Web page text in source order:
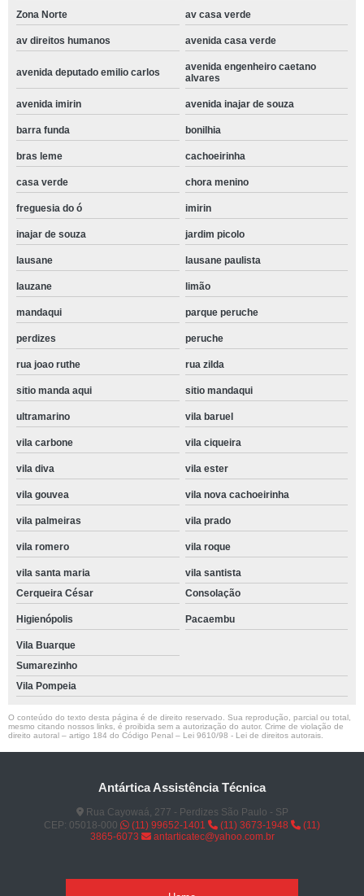
Zona Norte av casa verde
av direitos humanos avenida casa verde
avenida deputado emilio carlos
avenida engenheiro caetano
alvares
avenida imirin avenida inajar de souza
barra funda bonilhia
bras leme cachoeirinha
casa verde chora menino
freguesia do ó imirin
inajar de souza jardim picolo
lausane lausane paulista
lauzane limão
mandaqui parque peruche
perdizes peruche
rua joao ruthe rua zilda
sitio manda aqui sitio mandaqui
ultramarino vila baruel
vila carbone vila ciqueira
vila diva vila ester
vila gouvea vila nova cachoeirinha
vila palmeiras vila prado
vila romero vila roque
vila santa maria
vila santista
Cerqueira César
Consolação
Higienópolis Pacaembu
Vila Buarque
Sumarezinho
Vila Pompeia
O conteúdo do texto desta página é de direito reservado. Sua reprodução, parcial ou total,
mesmo citando nossos links, é proibida sem a autorização do autor. Crime de violação de
direito autoral – artigo 184 do Código Penal – Lei 9610/98 - Lei de direitos autorais
Antártica Assistência Técnica
Rua Cayowaá, 277 - Perdizes São Paulo - SP
CEP: 05018-000
(11) 99652-1401 (11) 3673-1948
(11)
3865-6073
antarticatec@yahoo.com.br